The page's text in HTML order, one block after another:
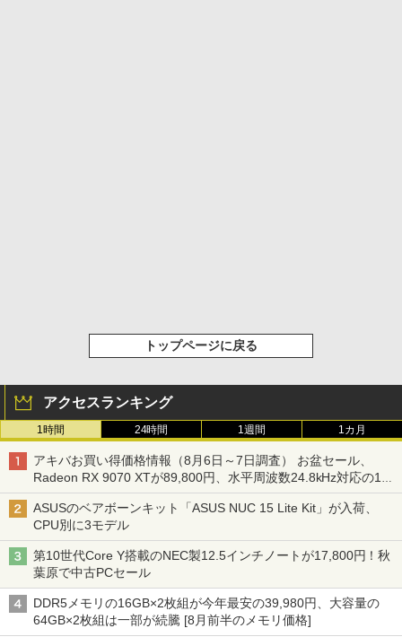
トップページに戻る
アクセスランキング
1時間 24時間 1週間 1カ月
アキバお買い得価格情報（8月6日～7日調査） お盆セール、
Radeon RX 9070 XTが89,800円、水平周波数24.8kHz対応の17
型モニターが9,801円、暑さ指数連動セール ほか
ASUSのベアボーンキット「ASUS NUC 15 Lite Kit」が入荷、
CPU別に3モデル
第10世代Core Y搭載のNEC製12.5インチノートが17,800円！秋
葉原で中古PCセール
DDR5メモリの16GB×2枚組が今年最安の39,980円、大容量の
64GB×2枚組は一部が続騰 [8月前半のメモリ価格]